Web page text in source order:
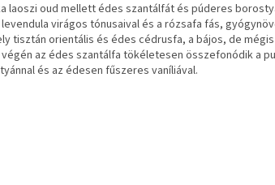
laoszi oud mellett édes szantálfát és púderes
virágos tónusaival és a rózsafa fás,
tisztán orientális és édes cédrusfa, a bájos, de
az édes szantálfa tökéletesen összefonódik a
és az édesen fűszeres vaníliával.